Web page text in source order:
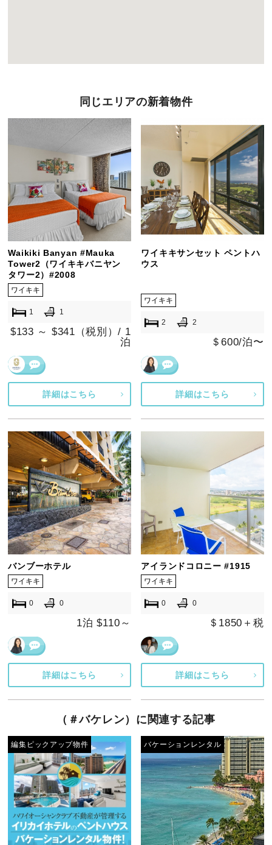
同じエリアの新着物件
Waikiki Banyan #Mauka
Tower2（ワイキキバニヤン
タワー2）#2008
ワイキキ
1 1
$133 ～ $341（税別）/ 1
泊
詳細はこちら
ワイキキサンセット ペントハ
ウス
ワイキキ
2 2
＄600/泊〜
詳細はこちら
バンブーホテル
ワイキキ
0 0
1泊 $110～
詳細はこちら
アイランドコロニー #1915
ワイキキ
0 0
＄1850＋税
詳細はこちら
（＃バケレン）に関連する記事
編集ピックアップ物件 バケーションレンタル